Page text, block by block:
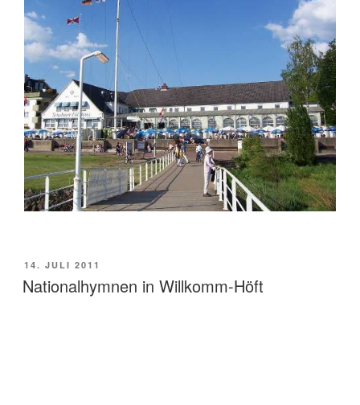
POSTED
ON
14. JULI 2011
Nationalhymnen in Willkomm-Höft